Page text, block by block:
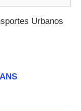
Urbanos